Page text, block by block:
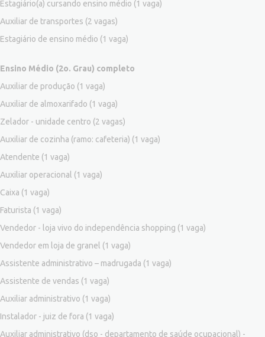
Estagiário(a) cursando ensino médio (1 vaga)
Auxiliar de transportes (2 vagas)
Estagiário de ensino médio (1 vaga)
Ensino Médio (2o. Grau) completo
Auxiliar de produção (1 vaga)
Auxiliar de almoxarifado (1 vaga)
Zelador - unidade centro (2 vagas)
Auxiliar de cozinha (ramo: cafeteria) (1 vaga)
Atendente (1 vaga)
Auxiliar operacional (1 vaga)
Caixa (1 vaga)
Faturista (1 vaga)
Vendedor - loja vivo do independência shopping (1 vaga)
Vendedor em loja de granel (1 vaga)
Assistente administrativo – madrugada (1 vaga)
Assistente de vendas (1 vaga)
Auxiliar administrativo (1 vaga)
Instalador - juiz de fora (1 vaga)
Auxiliar administrativo (dso - departamento de saúde ocupacional) -